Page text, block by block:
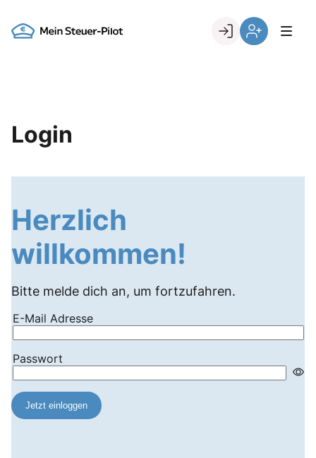
content
Go to landing page.
Login
Herzlich
willkommen!
Bitte melde dich an, um fortzufahren.